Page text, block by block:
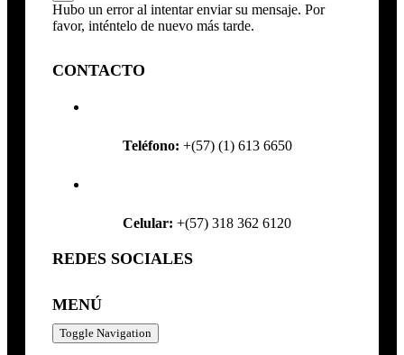
Hubo un error al intentar enviar su mensaje. Por
favor, inténtelo de nuevo más tarde.
CONTACTO
Teléfono: +(57) (1) 613 6650
Celular: +(57) 318 362 6120
REDES SOCIALES
MENÚ
Toggle Navigation